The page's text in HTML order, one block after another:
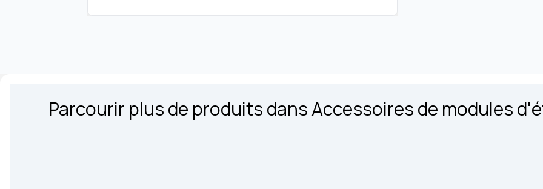
Parcourir plus de produits dans Accessoires de modules